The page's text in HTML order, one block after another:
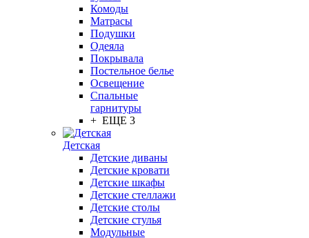
Комоды
Матрасы
Подушки
Одеяла
Покрывала
Постельное белье
Освещение
Спальные
гарнитуры
+ ЕЩЕ 3
Детская
Детские диваны
Детские кровати
Детские шкафы
Детские стеллажи
Детские столы
Детские стулья
Модульные